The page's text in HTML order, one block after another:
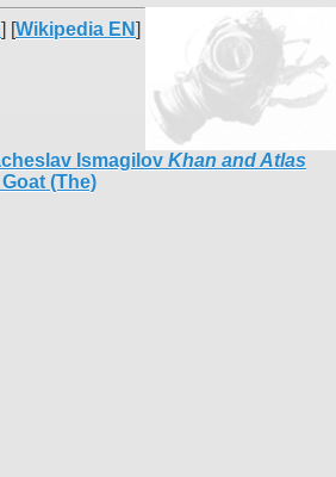
] [Wikipedia EN]
Khan and Atlas
(The)